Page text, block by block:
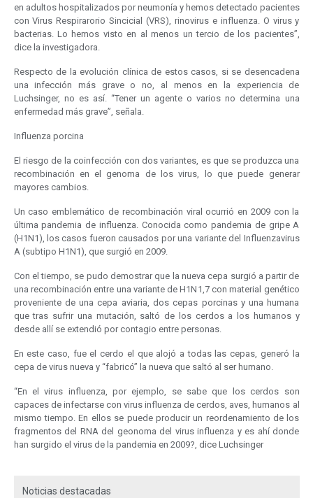
en adultos hospitalizados por neumonía y hemos detectado pacientes
con Virus Respirarorio Sincicial (VRS), rinovirus e influenza. O virus y
bacterias. Lo hemos visto en al menos un tercio de los pacientes”,
dice la investigadora.
Respecto de la evolución clínica de estos casos, si se desencadena
una infección más grave o no, al menos en la experiencia de
Luchsinger, no es así. “Tener un agente o varios no determina una
enfermedad más grave”, señala.
Influenza porcina
El riesgo de la coinfección con dos variantes, es que se produzca una
recombinación en el genoma de los virus, lo que puede generar
mayores cambios.
Un caso emblemático de recombinación viral ocurrió en 2009 con la
última pandemia de influenza. Conocida como pandemia de gripe A
(H1N1), los casos fueron causados por una variante del Influenzavirus
A (subtipo H1N1), que surgió en 2009.
Con el tiempo, se pudo demostrar que la nueva cepa surgió a partir de
una recombinación entre una variante de H1N1,7 con material genético
proveniente de una cepa aviaria, dos cepas porcinas y una humana
que tras sufrir una mutación, saltó de los cerdos a los humanos y
desde allí se extendió por contagio entre personas.
En este caso, fue el cerdo el que alojó a todas las cepas, generó la
cepa de virus nueva y “fabricó” la nueva que saltó al ser humano.
“En el virus influenza, por ejemplo, se sabe que los cerdos son
capaces de infectarse con virus influenza de cerdos, aves, humanos al
mismo tiempo. En ellos se puede producir un reordenamiento de los
fragmentos del RNA del geonoma del virus influenza y es ahí donde
han surgido el virus de la pandemia en 2009?, dice Luchsinger
Noticias destacadas